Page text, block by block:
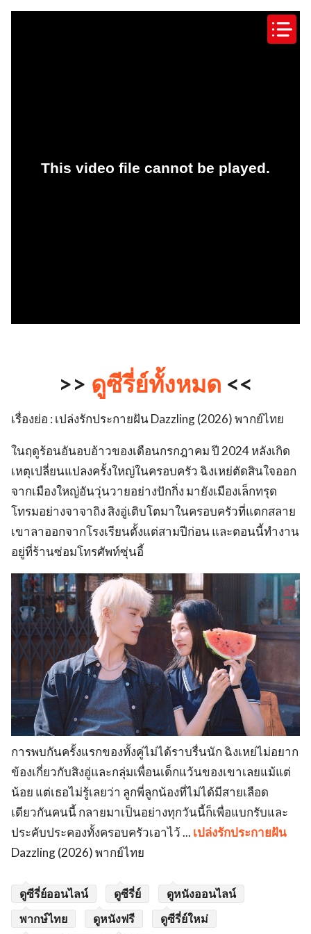
>> ดูซีรี่ย์ทั้งหมด <<
เรื่องย่อ : เปล่งรักประกายฝัน Dazzling (2026) พากย์ไทย
ในฤดูร้อนอันอบอ้าวของเดือนกรกฎาคม ปี 2024 หลังเกิด
เหตุเปลี่ยนแปลงครั้งใหญ่ในครอบครัว ฉิงเหย่ตัดสินใจออก
จากเมืองใหญ่อันวุ่นวายอย่างปักกิ่ง มายังเมืองเล็กทรุด
โทรมอย่างจาจาถิง สิงอู่เติบโตมาในครอบครัวที่แตกสลาย
เขาลาออกจากโรงเรียนตั้งแต่สามปีก่อน และตอนนี้ทำงาน
อยู่ที่ร้านซ่อมโทรศัพท์ซุ่นอี้
การพบกันครั้งแรกของทั้งคู่ไม่ได้ราบรื่นนัก ฉิงเหย่ไม่อยาก
ข้องเกี่ยวกับสิงอู่และกลุ่มเพื่อนเด็กแว้นของเขาเลยแม้แต่
น้อย แต่เธอไม่รู้เลยว่า ลูกพี่ลูกน้องที่ไม่ได้มีสายเลือด
เดียวกันคนนี้ กลายมาเป็นอย่างทุกวันนี้ก็เพื่อแบกรับและ
ประคับประคองทั้งครอบครัวเอาไว้ ... เปล่งรักประกายฝัน
Dazzling (2026) พากย์ไทย
ดูซีรี่ย์ออนไลน์ ดูซีรี่ย์
ดูหนังออนไลน์
พากษ์ไทย
ดูหนังฟรี
ดูซีรี่ย์ใหม่